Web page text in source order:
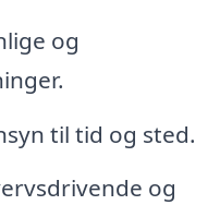
og
til tid og sted.
og